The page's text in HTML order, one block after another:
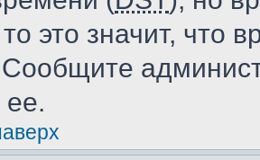
это значит, что
ее.